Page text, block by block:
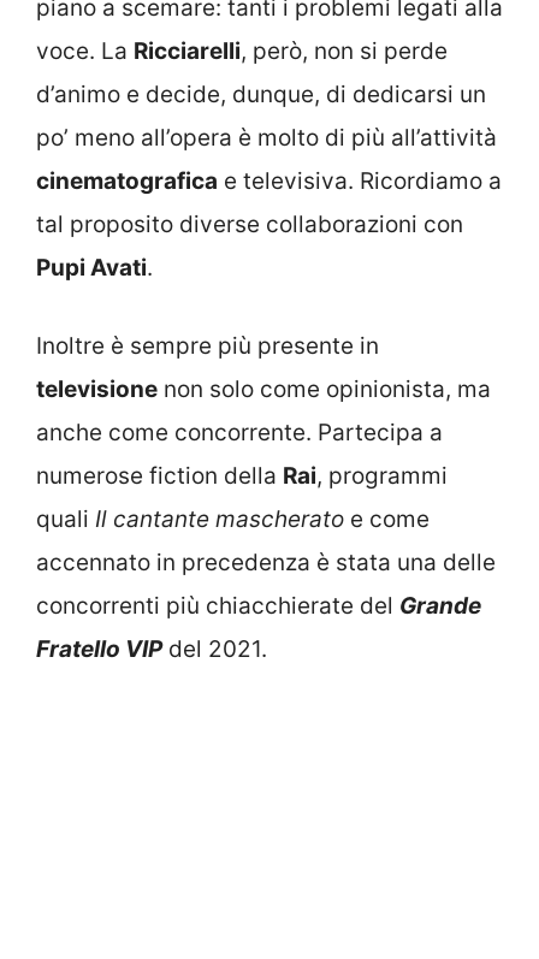
piano a scemare: tanti i problemi legati alla
voce. La Ricciarelli, però, non si perde
d’animo e decide, dunque, di dedicarsi un
po’ meno all’opera è molto di più all’attività
cinematografica e televisiva. Ricordiamo a
tal proposito diverse collaborazioni con
Pupi Avati.
Inoltre è sempre più presente in
televisione non solo come opinionista, ma
anche come concorrente. Partecipa a
numerose fiction della Rai, programmi
quali Il cantante mascherato e come
accennato in precedenza è stata una delle
concorrenti più chiacchierate del Grande
Fratello VIPdel 2021.